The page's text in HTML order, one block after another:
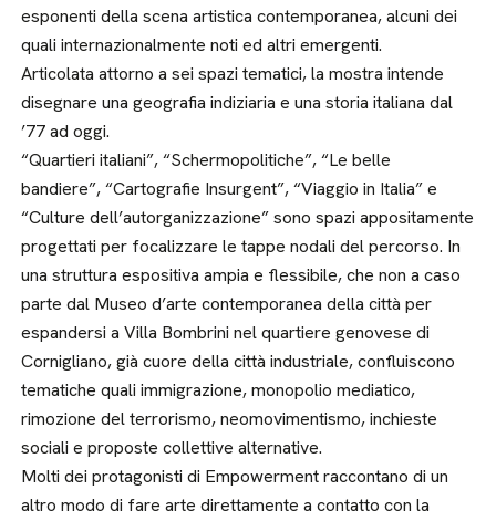
esponenti della scena artistica contemporanea, alcuni dei
quali internazionalmente noti ed altri emergenti.
Articolata attorno a sei spazi tematici, la mostra intende
disegnare una geografia indiziaria e una storia italiana dal
’77 ad oggi.
“Quartieri italiani”, “Schermopolitiche”, “Le belle
bandiere”, “Cartografie Insurgent”, “Viaggio in Italia” e
“Culture dell’autorganizzazione” sono spazi appositamente
progettati per focalizzare le tappe nodali del percorso. In
una struttura espositiva ampia e flessibile, che non a caso
parte dal Museo d’arte contemporanea della città per
espandersi a Villa Bombrini nel quartiere genovese di
Cornigliano, già cuore della città industriale, confluiscono
tematiche quali immigrazione, monopolio mediatico,
rimozione del terrorismo, neomovimentismo, inchieste
sociali e proposte collettive alternative.
Molti dei protagonisti di Empowerment raccontano di un
altro modo di fare arte direttamente a contatto con la